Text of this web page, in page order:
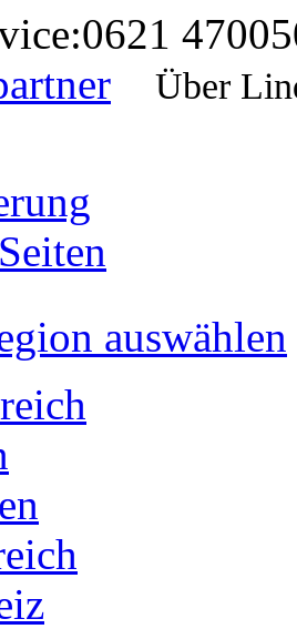
0621
Über
auswählen